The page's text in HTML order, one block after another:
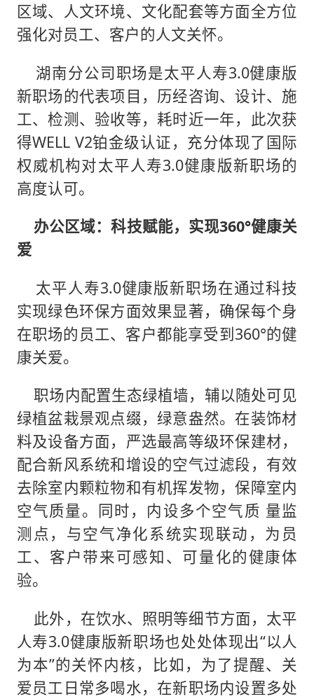
区域、人文环境、文化配套等方面全方位
强化对员工、客户的人文关怀。
湖南分公司职场是太平人寿3.0健康版
新职场的代表项目，历经咨询、设计、施
工、检测、验收等，耗时近一年，此次获
得WELL V2铂金级认证，充分体现了国际
权威机构对太平人寿3.0健康版新职场的
高度认可。
办公区域：科技赋能，实现360°健康关
爱
太平人寿3.0健康版新职场在通过科技
实现绿色环保方面效果显著，确保每个身
在职场的员工、客户都能享受到360°的健
康关爱。
职场内配置生态绿植墙，辅以随处可见
绿植盆栽景观点缀，绿意盎然。在装饰材
料及设备方面，严选最高等级环保建材，
配合新风系统和增设的空气过滤段，有效
去除室内颗粒物和有机挥发物，保障室内
空气质量。同时，内设多个空气质 量监
测点，与空气净化系统实现联动，为员
工、客户带来可感知、可量化的健康体
验。
此外，在饮水、照明等细节方面，太平
人寿3.0健康版新职场也处处体现出“以人
为本”的关怀内核，比如，为了提醒、关
爱员工日常多喝水，在新职场内设置多处